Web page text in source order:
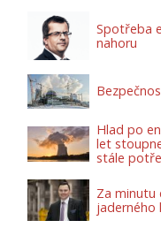
Spotřeba
nahoru
Hlad po
let
stále
Za minutu
jaderného